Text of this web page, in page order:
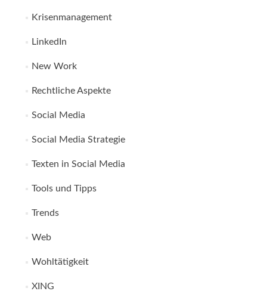
Krisenmanagement
LinkedIn
New Work
Rechtliche Aspekte
Social Media
Social Media Strategie
Texten in Social Media
Tools und Tipps
Trends
Web
Wohltätigkeit
XING